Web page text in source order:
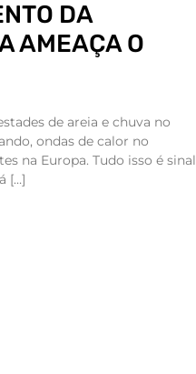
DA
AMEAÇA O
de areia e chuva no
ondas de calor no
na Europa. Tudo isso é sinal
[…]